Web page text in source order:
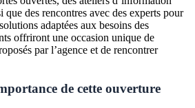
que des rencontres avec des experts pour
adaptées aux besoins des
offriront une occasion unique de
par l’agence et de rencontrer
de cette ouverture